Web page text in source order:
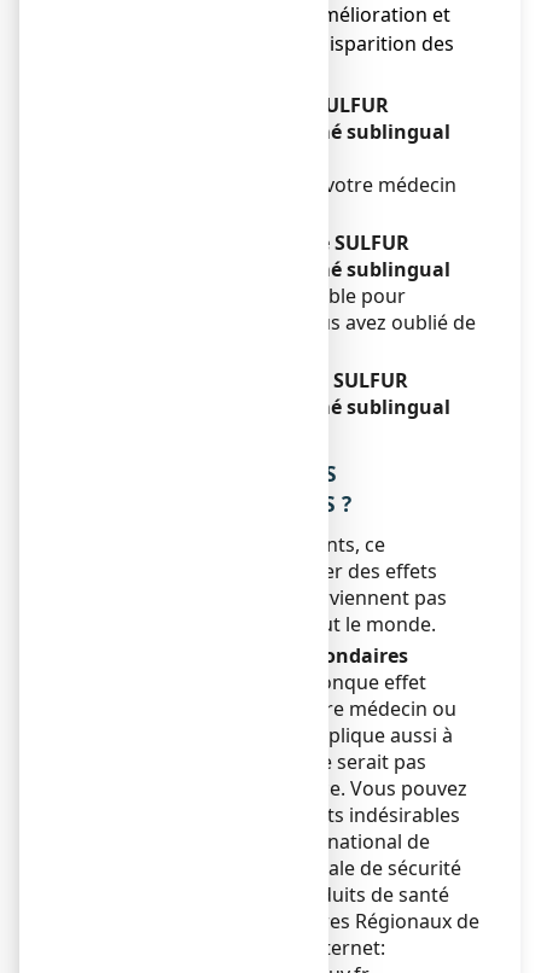
Espacer les prises dès amélioration et
cesser les prises dès la disparition des
Si vous avez pris plus de SULFUR
COMPLEXE N°12, comprimé sublingual
Consultez immédiatement votre médecin
Si vous oubliez de prendre SULFUR
COMPLEXE N°12, comprimé sublingual
Ne prenez pas de dose double pour
compenser la dose que vous avez oublié de
Si vous arrêtez de prendre SULFUR
COMPLEXE N°12, comprimé sublingual
4. QUELS SONT LES EFFETS
INDESIRABLES EVENTUELS ?
Comme tous les médicaments, ce
médicament peut provoquer des effets
indésirables, mais ils ne surviennent pas
systématiquement chez tout le monde.
Déclaration des effets secondaires
Si vous ressentez un quelconque effet
indésirable, parlez-en à votre médecin ou
votre pharmacien. Ceci s’applique aussi à
tout effet indésirable qui ne serait pas
mentionné dans cette notice. Vous pouvez
également déclarer les effets indésirables
directement via le système national de
déclaration : Agence nationale de sécurité
du médicament et des produits de santé
(ANSM) et réseau des Centres Régionaux de
Pharmacovigilance - Site internet: